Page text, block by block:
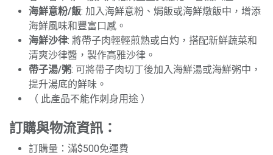
海鮮意粉/飯: 加入海鮮意粉、焗飯或海鮮燉飯中，增添
海鮮風味和豐富口感。
海鮮沙律: 將帶子肉輕輕煎熟或白灼，搭配新鮮蔬菜和
清爽沙律醬，製作高雅沙律。
帶子湯/粥: 可將帶子肉切丁後加入海鮮湯或海鮮粥中，
提升湯底的鮮味。
（ 此產品不能作刺身用途 ）
訂購與物流資訊：
訂購量：滿$500免運費